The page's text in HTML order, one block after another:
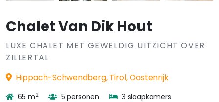
Chalet Van Dik Hout
LUXE CHALET MET GEWELDIG UITZICHT OVER
ZILLERTAL
Hippach-Schwendberg, Tirol, Oostenrijk
65 m2 5 personen
3 slaapkamers